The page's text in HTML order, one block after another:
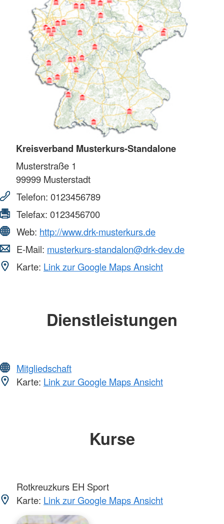
Kreisverband Musterkurs-Standalone
Musterstraße 1
99999 Musterstadt
Telefon: 0123456789
Telefax: 0123456700
Web: http://www.drk-musterkurs.de
E-Mail: musterkurs-standalon@drk-dev.de
Karte: Link zur Google Maps Ansicht
Dienstleistungen
Mitgliedschaft
Karte: Link zur Google Maps Ansicht
Kurse
Rotkreuzkurs EH Sport
Karte: Link zur Google Maps Ansicht